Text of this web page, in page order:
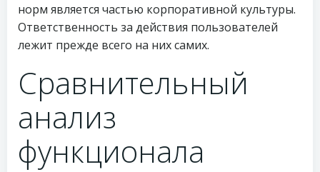
норм является частью корпоративной культуры.
Ответственность за действия пользователей
лежит прежде всего на них самих.
Сравнительный
анализ
функционала